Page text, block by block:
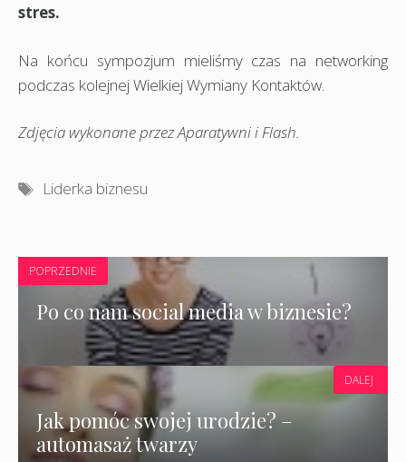
stres.
Na końcu sympozjum mieliśmy czas na networking
podczas kolejnej Wielkiej Wymiany Kontaktów.
Zdjęcia wykonane przez Aparatywni i Flash.
Tagi
Liderka biznesu
POPRZEDNIE
Po co nam social media w biznesie?
Jak pomóc swojej urodzie? –
automasaż twarzy
DALEJ